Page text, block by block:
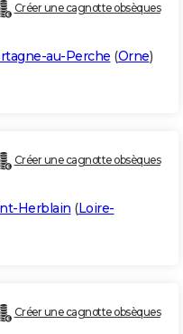
Créer une cagnotte obsèques
au-Perche (Orne)
Créer une cagnotte obsèques
Herblain (Loire-
Créer une cagnotte obsèques